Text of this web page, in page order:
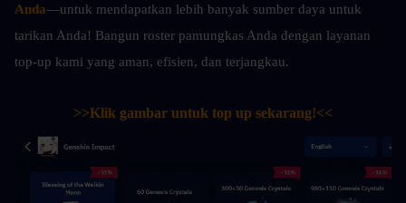
Anda—untuk mendapatkan lebih banyak sumber daya untuk
tarikan Anda! Bangun roster pamungkas Anda dengan layanan
top-up kami yang aman, efisien, dan terjangkau.
>>Klik gambar untuk top up sekarang!<<